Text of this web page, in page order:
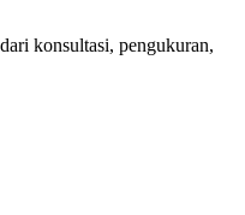
konsultasi, pengukuran,